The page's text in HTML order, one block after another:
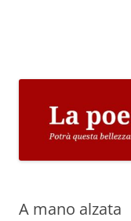
A mano alzata